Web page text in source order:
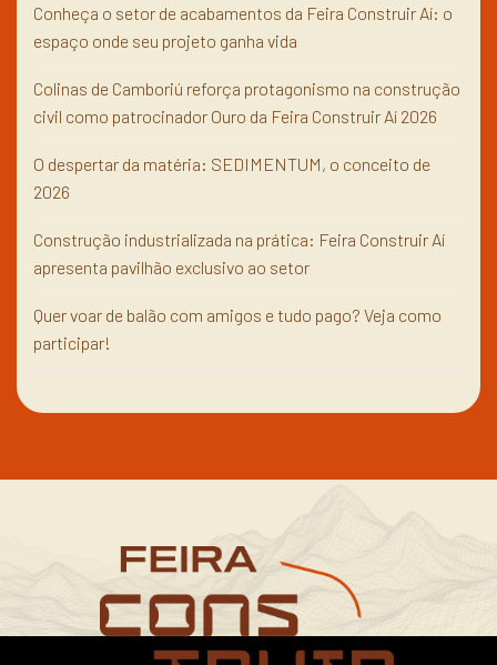
Conheça o setor de acabamentos da Feira Construir Aí: o
espaço onde seu projeto ganha vida
Colinas de Camboriú reforça protagonismo na construção
civil como patrocinador Ouro da Feira Construir Aí 2026
O despertar da matéria: SEDIMENTUM, o conceito de
2026
Construção industrializada na prática: Feira Construir Aí
apresenta pavilhão exclusivo ao setor
Quer voar de balão com amigos e tudo pago? Veja como
participar!